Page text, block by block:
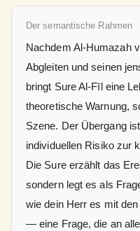
Der semantische Rahmen
Nachdem Al-Humazah
Abgleiten und seinen
bringt Sure Al-Fīl eine
theoretische Warnung,
Szene. Der Übergang
individuellen Risiko zur
Die Sure erzählt das
sondern legt es als
wie dein Herr es mit
— eine Frage, die an